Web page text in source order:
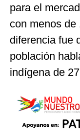
para el
con menos de
diferencia fue
población
indígena de